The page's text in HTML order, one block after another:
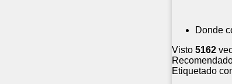
Donde
Visto 5162
Etiquetado